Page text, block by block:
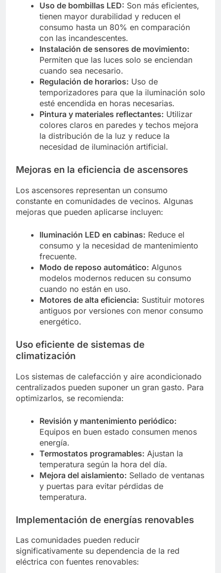
Uso de bombillas LED: Son más eficientes,
tienen mayor durabilidad y reducen el
consumo hasta un 80% en comparación
con las incandescentes.
Instalación de sensores de movimiento:
Permiten que las luces solo se enciendan
cuando sea necesario.
Regulación de horarios: Uso de
temporizadores para que la iluminación solo
esté encendida en horas necesarias.
Pintura y materiales reflectantes: Utilizar
colores claros en paredes y techos mejora
la distribución de la luz y reduce la
necesidad de iluminación artificial.
Mejoras en la eficiencia de ascensores
Los ascensores representan un consumo
constante en comunidades de vecinos. Algunas
mejoras que pueden aplicarse incluyen:
Iluminación LED en cabinas: Reduce el
consumo y la necesidad de mantenimiento
frecuente.
Modo de reposo automático: Algunos
modelos modernos reducen su consumo
cuando no están en uso.
Motores de alta eficiencia: Sustituir motores
antiguos por versiones con menor consumo
energético.
Uso eficiente de sistemas de
climatización
Los sistemas de calefacción y aire acondicionado
centralizados pueden suponer un gran gasto. Para
optimizarlos, se recomienda:
Revisión y mantenimiento periódico:
Equipos en buen estado consumen menos
energía.
Termostatos programables: Ajustan la
temperatura según la hora del día.
Mejora del aislamiento: Sellado de ventanas
y puertas para evitar pérdidas de
temperatura.
Implementación de energías renovables
Las comunidades pueden reducir
significativamente su dependencia de la red
eléctrica con fuentes renovables: